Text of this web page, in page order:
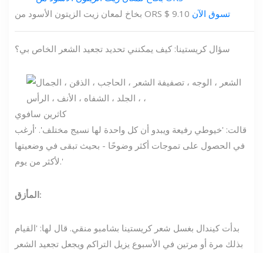
بخاخ لمعان زيت الزيتون الأسود من ORS $ 9.10 تسوق الآن
سؤال كريستينا: كيف يمكنني تحديد تجعيد الشعر الخاص بي؟
كاثرين سافوي
قالت: 'خيوطي رفيعة ويبدو أن كل واحدة لها نسيج مختلف'. 'أرغب
في الحصول على تموجات أكثر وضوحًا - بحيث تبقى في وضعيتها
لأكثر من يوم.'
المأزق:
بدأت كيندال بغسل شعر كريستينا بشامبو منقي. قال لها: 'القيام
بذلك مرة أو مرتين في الأسبوع يزيل التراكم ويجعل تجعيد الشعر